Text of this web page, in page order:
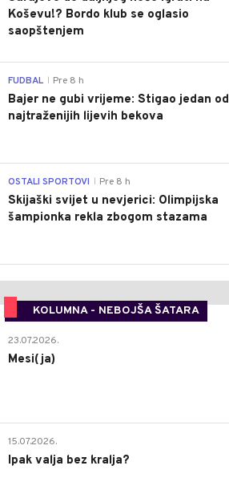
Koševu!? Bordo klub se oglasio
saopštenjem
FUDBAL Pre 8 h
Bajer ne gubi vrijeme: Stigao jedan od
najtraženijih lijevih bekova
OSTALI SPORTOVI Pre 8 h
Skijaški svijet u nevjerici: Olimpijska
šampionka rekla zbogom stazama
KOLUMNA - NEBOJŠA ŠATARA
23.07.2026.
Mesi(ja)
15.07.2026.
Ipak valja bez kralja?